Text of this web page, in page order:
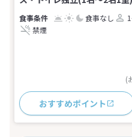
食事なし
禁煙
(
おすすめポイント